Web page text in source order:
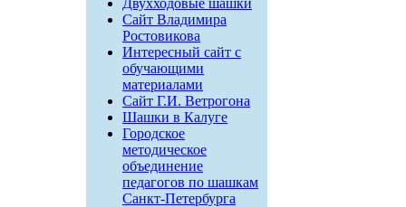
Двухходовые шашки
Сайт Владимира
Ростовикова
Интересный сайт с
обучающими
материалами
Сайт Г.И. Ветрогона
Шашки в Калуге
Городское
методическое
объединение
педагогов по шашкам
Санкт-Петербурга